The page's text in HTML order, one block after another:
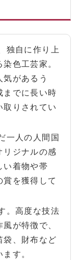
独自に作り上
色工芸家。
があるう
までに長い時
取りされてい
一人の人間国
リジナルの感
い着物や帯
賞を獲得して
。高度な技法
が特徴で、
袋、財布など
す。